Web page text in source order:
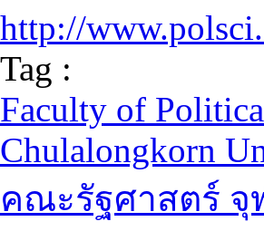
http://
Tag :
Faculty of
Chulalongkorn
คณะรัฐศาสตร์